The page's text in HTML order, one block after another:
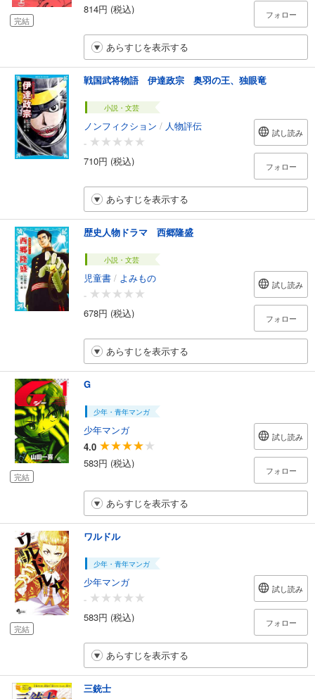
完結
814円 (税込) フォロー
あらすじを表示する
戦国武将物語 伊達政宗 奥羽の王、独眼竜
小説・文芸
ノンフィクション / 人物評伝
-
710円 (税込)
試し読み
フォロー
あらすじを表示する
歴史人物ドラマ 西郷隆盛
小説・文芸
児童書 / よみもの
-
678円 (税込)
試し読み
フォロー
あらすじを表示する
完結
G
少年・青年マンガ
少年マンガ
4.0
583円 (税込)
試し読み
フォロー
あらすじを表示する
完結
ワルドル
少年・青年マンガ
少年マンガ
-
583円 (税込)
試し読み
フォロー
あらすじを表示する
三銃士